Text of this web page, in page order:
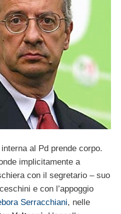
al Pd prende corpo.
implicitamente a
con il segretario – suo
e con l’appoggio
Serracchiani, nelle